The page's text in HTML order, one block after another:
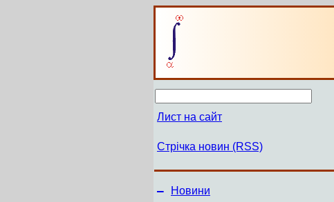
Лист на сайт
Стрічка новин (RSS)
–
Новини